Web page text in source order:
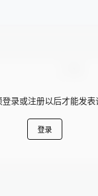
登录或注册以后才能发表
登录